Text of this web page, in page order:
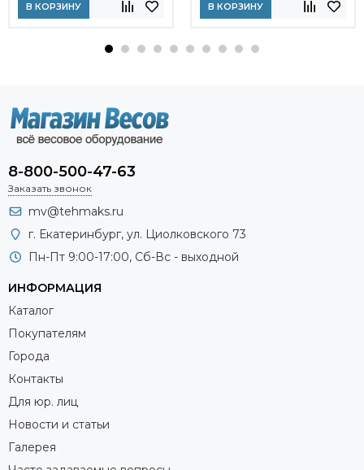
В КОРЗИНУ В КОРЗИНУ
8-800-500-47-63
Заказать звонок
mv@tehmaks.ru
г. Екатеринбург, ул. Циолковского 73
Пн-Пт 9:00-17:00, Сб-Вс - выходной
ИНФОРМАЦИЯ
Каталог
Покупателям
Города
Контакты
Для юр. лиц
Новости и статьи
Галерея